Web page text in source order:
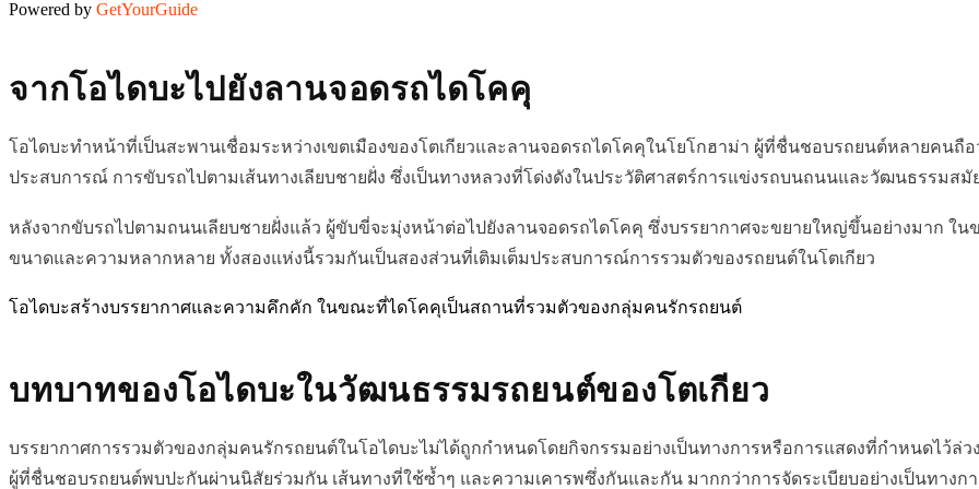
Powered by GetYourGuide
จากโอไดบะไปยังลานจอดรถไดโคคุ
โอไดบะทำหน้าที่เป็นสะพานเชื่อมระหว่างเขตเมืองของโตเกียวและลานจอดรถไดโคคุในโยโกฮาม่า ผู้ที่ชื่นชอบรถยนต์หลายคนถื
ประสบการณ์ การขับรถไปตามเส้นทางเลียบชายฝั่ง ซึ่งเป็นทางหลวงที่โด่งดังในประวัติศาสตร์การแข่งรถบนถนนและวัฒนธรรมส
หลังจากขับรถไปตามถนนเลียบชายฝั่งแล้ว ผู้ขับขี่จะมุ่งหน้าต่อไปยังลานจอดรถไดโคคุ ซึ่งบรรยากาศจะขยายใหญ่ขึ้นอย่างมาก
ขนาดและความหลากหลาย ทั้งสองแห่งนี้รวมกันเป็นสองส่วนที่เติมเต็มประสบการณ์การรวมตัวของรถยนต์ในโตเกียว
โอไดบะสร้างบรรยากาศและความคึกคัก ในขณะที่ไดโคคุเป็นสถานที่รวมตัวของกลุ่มคนรักรถยนต์
บทบาทของโอไดบะในวัฒนธรรมรถยนต์ของโตเกียว
บรรยากาศการรวมตัวของกลุ่มคนรักรถยนต์ในโอไดบะไม่ได้ถูกกำหนดโดยกิจกรรมอย่างเป็นทางการหรือการแสดงที่กำหนดไว้
ผู้ที่ชื่นชอบรถยนต์พบปะกันผ่านนิสัยร่วมกัน เส้นทางที่ใช้ซ้ำๆ และความเคารพซึ่งกันและกัน มากกว่าการจัดระเบียบอย่างเป็นทางก